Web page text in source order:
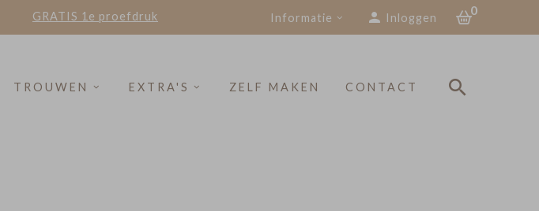
GRATIS 1e proefdruk Informatie Inloggen
0
TROUWEN EXTRA'S ZELF MAKEN CONTACT